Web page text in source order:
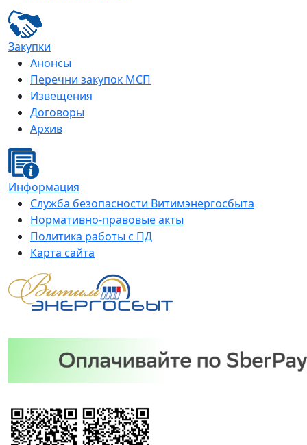
Закупки
Анонсы
Перечни закупок МСП
Извещения
Договоры
Архив
Информация
Служба безопасности Витимэнергосбыта
Нормативно-правовые акты
Политика работы с ПД
Карта сайта